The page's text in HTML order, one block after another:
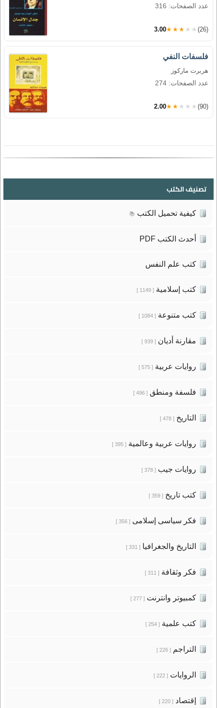
عدد الصفحات: 316
3.00★★★★★ (26)
فلسفات النفي
هربرت ماركوز
عدد الصفحات: 274
2.00★★★★★ (90)
تصنيف الكتب
كيفية تحميل الكتب 📚
أحدث الكتب PDF
كتب علم النفس
كتب إسلامية[ 1149 ]
كتب متنوعة[ 1084 ]
مقارنة أديان[ 939 ]
روايات عربية[ 575 ]
فلسفة ومنطق[ 496 ]
التاريخ[ 478 ]
روايات عربية وعالمية[ 395 ]
روايات جيب[ 378 ]
كتب تاريخ[ 359 ]
فكر سياسى إسلامى[ 356 ]
التاريخ والجغرافيا[ 331 ]
فكر وثقافة[ 311 ]
كمبيوتر وانترنت[ 277 ]
كتب علمية[ 254 ]
التراجم[ 226 ]
الروايات[ 222 ]
إقتصاد[ 220 ]